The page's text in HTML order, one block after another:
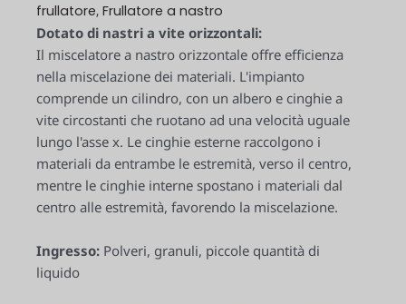
frullatore, Frullatore a nastro
Dotato di nastri a vite orizzontali:
Il miscelatore a nastro orizzontale offre efficienza
nella miscelazione dei materiali. L'impianto
comprende un cilindro, con un albero e cinghie a
vite circostanti che ruotano ad una velocità uguale
lungo l'asse x. Le cinghie esterne raccolgono i
materiali da entrambe le estremità, verso il centro,
mentre le cinghie interne spostano i materiali dal
centro alle estremità, favorendo la miscelazione.
Ingresso: Polveri, granuli, piccole quantità di
liquido